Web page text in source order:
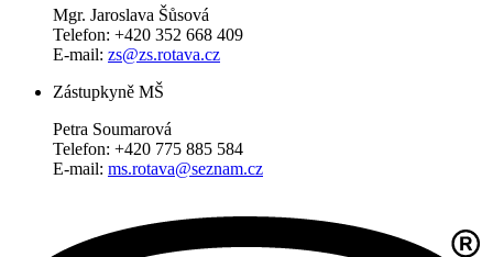
Mgr. Jaroslava Šůsová
Telefon: +420 352 668 409
E-mail: zs@zs.rotava.cz
Zástupkyně MŠ
Petra Soumarová
Telefon: +420 775 885 584
E-mail: ms.rotava@seznam.cz